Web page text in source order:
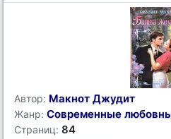
Автор: Макнот Джудит
Жанр: Современные
Страниц: 84